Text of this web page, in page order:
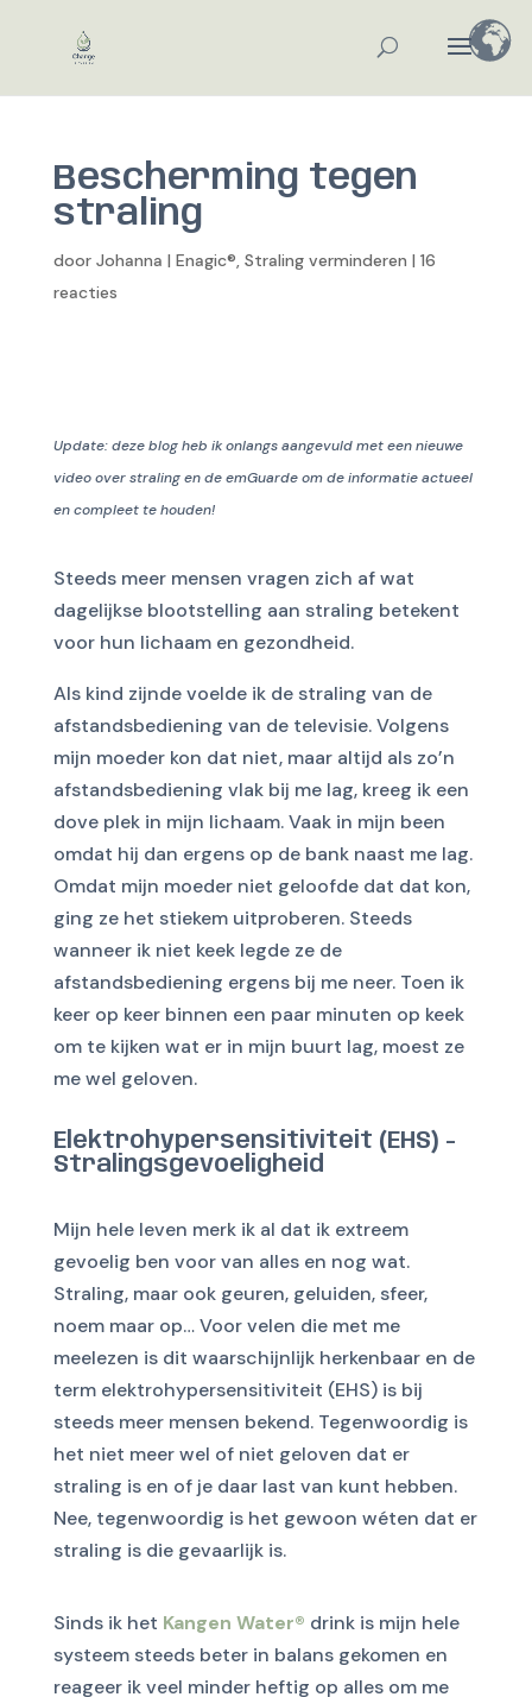
Bescherming tegen
straling
door Johanna | Enagic®, Straling verminderen | 16
reacties
Update: deze blog heb ik onlangs aangevuld met een nieuwe
video over straling en de emGuarde om de informatie actueel
en compleet te houden!
Steeds meer mensen vragen zich af wat
dagelijkse blootstelling aan straling betekent
voor hun lichaam en gezondheid.
Als kind zijnde voelde ik de straling van de
afstandsbediening van de televisie. Volgens
mijn moeder kon dat niet, maar altijd als zo’n
afstandsbediening vlak bij me lag, kreeg ik een
dove plek in mijn lichaam. Vaak in mijn been
omdat hij dan ergens op de bank naast me lag.
Omdat mijn moeder niet geloofde dat dat kon,
ging ze het stiekem uitproberen. Steeds
wanneer ik niet keek legde ze de
afstandsbediening ergens bij me neer. Toen ik
keer op keer binnen een paar minuten op keek
om te kijken wat er in mijn buurt lag, moest ze
me wel geloven.
Elektrohypersensitiviteit (EHS) -
Stralingsgevoeligheid
Mijn hele leven merk ik al dat ik extreem
gevoelig ben voor van alles en nog wat.
Straling, maar ook geuren, geluiden, sfeer,
noem maar op… Voor velen die met me
meelezen is dit waarschijnlijk herkenbaar en de
term elektrohypersensitiviteit (EHS) is bij
steeds meer mensen bekend. Tegenwoordig is
het niet meer wel of niet geloven dat er
straling is en of je daar last van kunt hebben.
Nee, tegenwoordig is het gewoon wéten dat er
straling is die gevaarlijk is.
Sinds ik het Kangen Water® drink is mijn hele
systeem steeds beter in balans gekomen en
reageer ik veel minder heftig op alles om me